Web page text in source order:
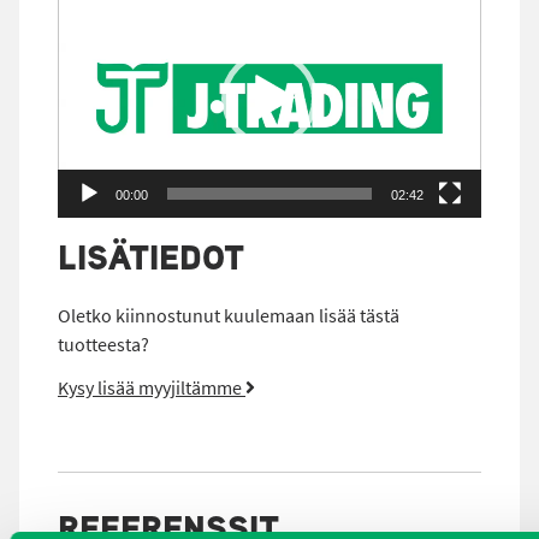
00:00 02:42
LISÄTIEDOT
Oletko kiinnostunut kuulemaan lisää tästä
tuotteesta?
Kysy lisää myyjiltämme
REFERENSSIT